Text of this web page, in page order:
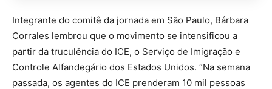
Integrante do comitê da jornada em São Paulo, Bárbara
Corrales lembrou que o movimento se intensificou a
partir da truculência do ICE, o Serviço de Imigração e
Controle Alfandegário dos Estados Unidos. “Na semana
passada, os agentes do ICE prenderam 10 mil pessoas